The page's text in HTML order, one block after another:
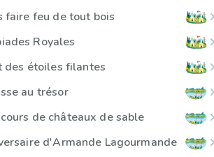
faire feu de tout bois
Royales
des étoiles filantes
au trésor
de châteaux de sable
d'Armande Lagourmande